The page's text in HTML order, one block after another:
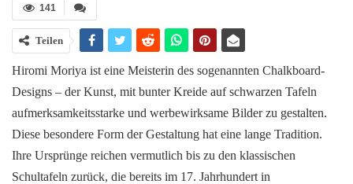
141
Teilen
Hiromi Moriya ist eine Meisterin des sogenannten Chalkboard-
Designs – der Kunst, mit bunter Kreide auf schwarzen Tafeln
aufmerksamkeitsstarke und werbewirksame Bilder zu gestalten.
Diese besondere Form der Gestaltung hat eine lange Tradition.
Ihre Ursprünge reichen vermutlich bis zu den klassischen
Schultafeln zurück, die bereits im 17. Jahrhundert in